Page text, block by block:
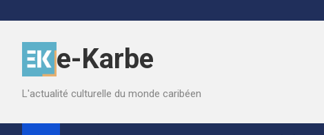
to
content
e-Karbe
L'actualité culturelle du monde caribéen